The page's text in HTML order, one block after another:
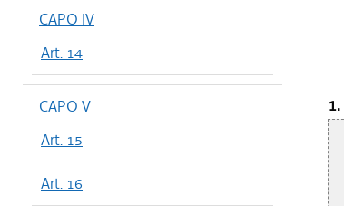
CAPO IV
Art. 14
CAPO V
Art. 15
Art. 16
1.